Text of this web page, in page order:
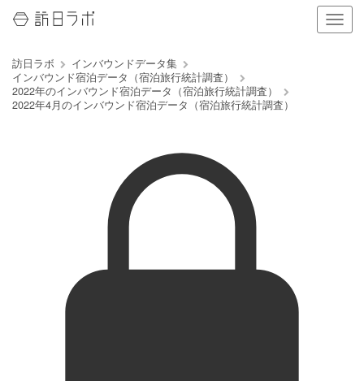
ナ
ビ
訪日ラボ
インバウンドデータ集
インバウンド宿泊データ（宿泊旅行統計調査）
2022年のインバウンド宿泊データ（宿泊旅行統計調査）
2022年4月のインバウンド宿泊データ（宿泊旅行統計調査）